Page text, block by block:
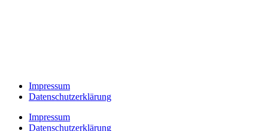
Impressum
Datenschutzerklärung
Impressum
Datenschutzerklärung